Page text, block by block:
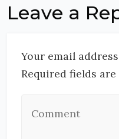
Leave a
Your email
Required fields